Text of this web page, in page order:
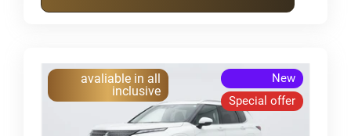
New
Special offer
avaliable in all
inclusive